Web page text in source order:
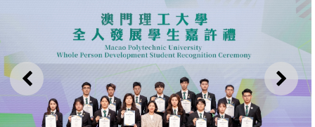
上一则 下一